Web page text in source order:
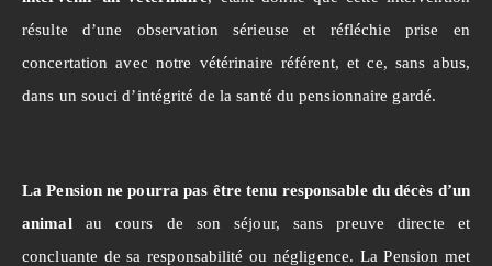
résulte d’une observation sérieuse et réfléchie prise en
concertation avec notre vétérinaire référent, et ce, sans abus,
dans un souci d’intégrité de la santé du pensionnaire gardé.
La Pension ne pourra pas être tenu responsable du décès d’un
animalau cours de son séjour, sans preuve directe et
concluante de sa responsabilité ou négligence. La Pension met